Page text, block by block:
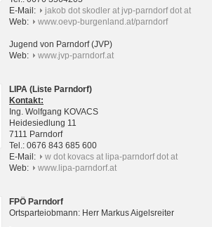
E-Mail:
jakob dot skodler at jvp-parndorf dot at
Web:
www.oevp-burgenland.at/parndorf
Jugend von Parndorf (JVP)
Web:
www.jvp-parndorf.at
LIPA (Liste Parndorf)
Kontakt:
Ing. Wolfgang KOVACS
Heidesiedlung 11
7111 Parndorf
Tel.: 0676 843 685 600
E-Mail:
w dot kovacs at lipa-parndorf dot at
Web:
www.lipa-parndorf.at
FPÖ Parndorf
Ortsparteiobmann: Herr Markus Aigelsreiter